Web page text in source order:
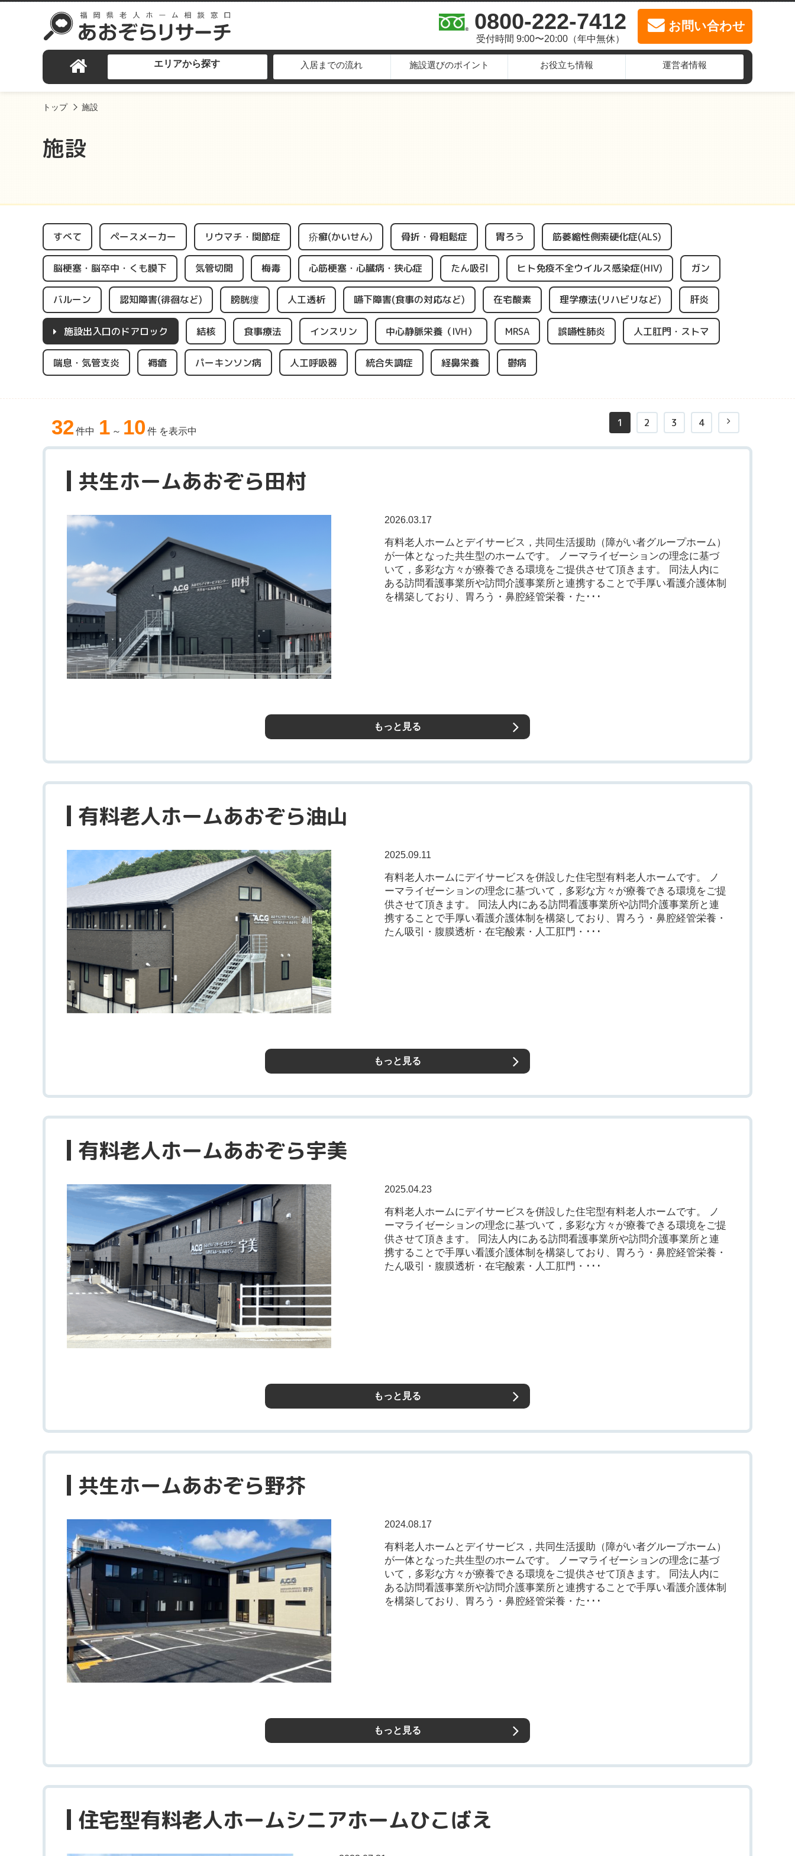
0800-222-7412
受付時間 9:00〜20:00（年中無休）
お問い合わせ
エリアから探す 入居までの流れ 施設選びのポイント お役立ち情報 運営者情報
トップ 施設
施設
すべて ペースメーカー リウマチ・関節症 疥癬(かいせん) 骨折・骨粗鬆症 胃ろう 筋萎縮性側索硬化症(ALS)
脳梗塞・脳卒中・くも膜下 気管切開 梅毒 心筋梗塞・心臓病・狭心症 たん吸引 ヒト免疫不全ウイルス感染症(HIV) ガン
バルーン 認知障害(徘徊など) 膀胱瘻 人工透析 嚥下障害(食事の対応など) 在宅酸素 理学療法(リハビリなど) 肝炎
施設出入口のドアロック 結核 食事療法 インスリン 中心静脈栄養（IVH） MRSA 誤嚥性肺炎 人工肛門・ストマ
喘息・気管支炎 褥瘡 パーキンソン病 人工呼吸器 統合失調症 経鼻栄養 鬱病
32 件中 1 ～ 10 件 を表示中
1 2 3 4
共生ホームあおぞら田村
2026.03.17
有料老人ホームとデイサービス，共同生活援助（障がい者グループホーム）
が一体となった共生型のホームです。 ノーマライゼーションの理念に基づ
いて，多彩な方々が療養できる環境をご提供させて頂きます。 同法人内に
ある訪問看護事業所や訪問介護事業所と連携することで手厚い看護介護体制
を構築しており、胃ろう・鼻腔経管栄養・た･･･
もっと見る
有料老人ホームあおぞら油山
2025.09.11
有料老人ホームにデイサービスを併設した住宅型有料老人ホームです。 ノ
ーマライゼーションの理念に基づいて，多彩な方々が療養できる環境をご提
供させて頂きます。 同法人内にある訪問看護事業所や訪問介護事業所と連
携することで手厚い看護介護体制を構築しており、胃ろう・鼻腔経管栄養・
たん吸引・腹膜透析・在宅酸素・人工肛門・･･･
もっと見る
有料老人ホームあおぞら宇美
2025.04.23
有料老人ホームにデイサービスを併設した住宅型有料老人ホームです。 ノ
ーマライゼーションの理念に基づいて，多彩な方々が療養できる環境をご提
供させて頂きます。 同法人内にある訪問看護事業所や訪問介護事業所と連
携することで手厚い看護介護体制を構築しており、胃ろう・鼻腔経管栄養・
たん吸引・腹膜透析・在宅酸素・人工肛門・･･･
もっと見る
共生ホームあおぞら野芥
2024.08.17
有料老人ホームとデイサービス，共同生活援助（障がい者グループホーム）
が一体となった共生型のホームです。 ノーマライゼーションの理念に基づ
いて，多彩な方々が療養できる環境をご提供させて頂きます。 同法人内に
ある訪問看護事業所や訪問介護事業所と連携することで手厚い看護介護体制
を構築しており、胃ろう・鼻腔経管栄養・た･･･
もっと見る
住宅型有料老人ホームシニアホームひこばえ